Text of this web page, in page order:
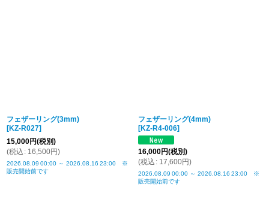
フェザーリング(3mm)
[KZ-R027]
15,000円(税別)
(税込 : 16,500円)
2026.08.09 00:00 ～ 2026.08.16 23:00 ※
販売開始前です
フェザーリング(4mm)
[KZ-R4-006]
16,000円(税別)
(税込 : 17,600円)
2026.08.09 00:00 ～ 2026.08.16 23:00 ※
販売開始前です